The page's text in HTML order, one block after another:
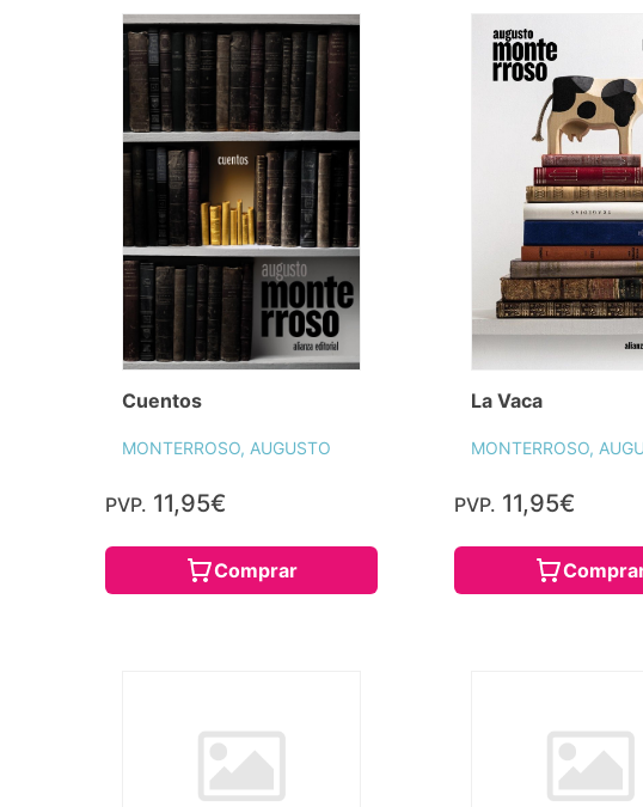
Cuentos
MONTERROSO, AUGUSTO
PVP. 11,95€
Comprar
La Vaca
MONTERROSO,
PVP. 11,95€